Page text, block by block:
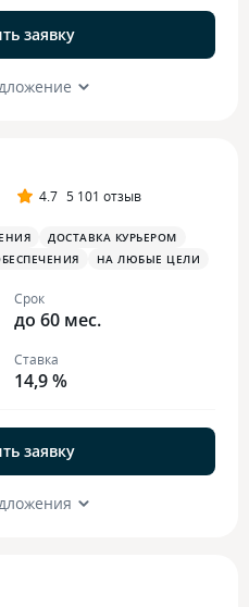
заявку
4.7 5 101 отзыв
ДОСТАВКА КУРЬЕРОМ
НА ЛЮБЫЕ ЦЕЛИ
Срок
до 60 мес.
Ставка
14,9 %
заявку